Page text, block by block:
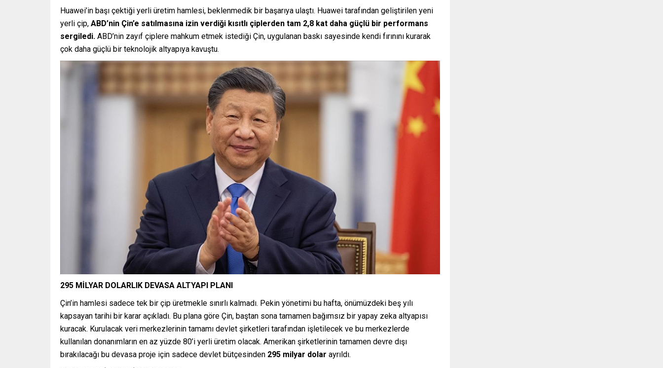
Huawei’in başı çektiği yerli üretim hamlesi, beklenmedik bir başarıya ulaştı. Huawei tarafından geliştirilen yeni
yerli çip, ABD’nin Çin’e satılmasına izin verdiği kısıtlı çiplerden tam 2,8 kat daha güçlü bir performans
sergiledi. ABD’nin zayıf çiplere mahkum etmek istediği Çin, uygulanan baskı sayesinde kendi fırınını kurarak
çok daha güçlü bir teknolojik altyapıya kavuştu.
295 MİLYAR DOLARLIK DEVASA ALTYAPI PLANI
Çin’in hamlesi sadece tek bir çip üretmekle sınırlı kalmadı. Pekin yönetimi bu hafta, önümüzdeki beş yılı
kapsayan tarihi bir karar açıkladı. Bu plana göre Çin, baştan sona tamamen bağımsız bir yapay zeka altyapısı
kuracak. Kurulacak veri merkezlerinin tamamı devlet şirketleri tarafından işletilecek ve bu merkezlerde
kullanılan donanımların en az yüzde 80’i yerli üretim olacak. Amerikan şirketlerinin tamamen devre dışı
bırakılacağı bu devasa proje için sadece devlet bütçesinden 295 milyar dolar ayrıldı.